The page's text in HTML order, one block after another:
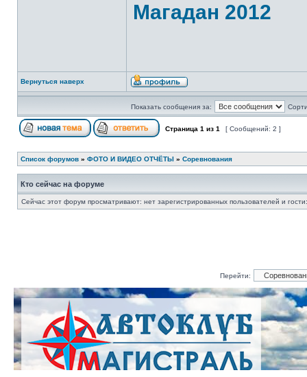
Магадан 2012
Вернуться наверх
Показать сообщения за:
Страница 1 из 1 [ Сообщений: 2 ]
Список форумов » ФОТО И ВИДЕО ОТЧЁТЫ » Соревнования
Кто сейчас на форуме
Сейчас этот форум просматривают: нет зарегистрированных пользователей и
Перейти: